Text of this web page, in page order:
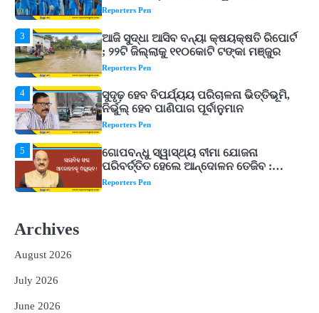
3
ଆଜି ସୁଦ୍ଧା ଆସିବ ବନ୍ୟା କ୍ଷୟକ୍ଷତି ରିପୋର୍ଟ
; ୨୨ଟି ଜିଲ୍ଲାକୁ ୧୧୦କୋଟି ଟଙ୍କା ମଞ୍ଜୁର
Reporters Pen
4
ସୁଦୃଢ଼ ହେବ ବିପର୍ଯ୍ୟୟ ପରିଚାଳନା ଭିତ୍ତିଭୂମି,
ନିର୍ଭୁଲ୍ ହେବ ପାଣିପାଗ ପୂର୍ବାନୁମାନ
Reporters Pen
5
ଗୋପବନ୍ଧୁ ସ୍ୱାସ୍ଥ୍ୟ ବୀମା ଯୋଜନା
ପରିବର୍ତ୍ତିତ ହେଲେ ଆନ୍ଦୋଳନ ତେଜିବ :
ଉତ୍କଳ ସାମ୍ବାଦିକ ସଂଘ
Reporters Pen
1
Shiva Mantras Sawan 2026: ଶ୍ରାବଣରେ
ନିୟମିତ ଜପ କରନ୍ତୁ ଭଗବାନ ଶିବଙ୍କ ଏହି
2
Archives
August 2026
July 2026
June 2026